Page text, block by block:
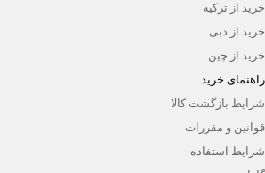
خرید از ترکیه
خرید از دبی
خرید از چین
راهنمای خرید
شرایط بازگشت کالا
قوانین و مقررات
شرایط استفاده